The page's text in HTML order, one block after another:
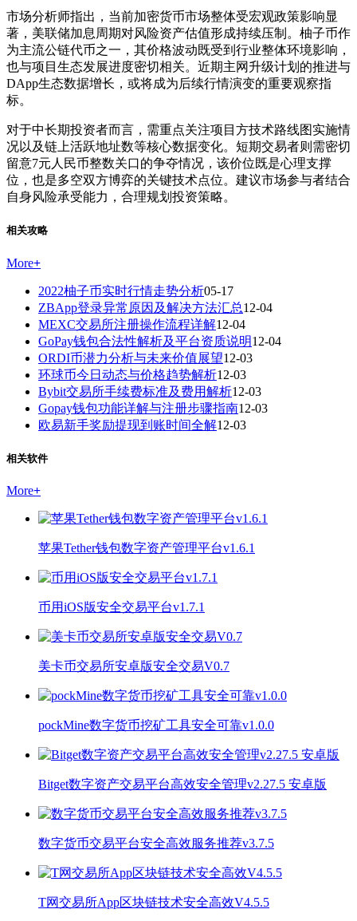
市场分析师指出，当前加密货币市场整体受宏观政策影响显
著，美联储加息周期对风险资产估值形成持续压制。柚子币作
为主流公链代币之一，其价格波动既受到行业整体环境影响，
也与项目生态发展进度密切相关。近期主网升级计划的推进与
DApp生态数据增长，或将成为后续行情演变的重要观察指
标。
对于中长期投资者而言，需重点关注项目方技术路线图实施情
况以及链上活跃地址数等核心数据变化。短期交易者则需密切
留意7元人民币整数关口的争夺情况，该价位既是心理支撑
位，也是多空双方博弈的关键技术点位。建议市场参与者结合
自身风险承受能力，合理规划投资策略。
相关攻略
More+
2022柚子币实时行情走势分析05-17
ZBApp登录异常原因及解决方法汇总12-04
MEXC交易所注册操作流程详解12-04
GoPay钱包合法性解析及平台资质说明12-04
ORDI币潜力分析与未来价值展望12-03
环球币今日动态与价格趋势解析12-03
Bybit交易所手续费标准及费用解析12-03
Gopay钱包功能详解与注册步骤指南12-03
欧易新手奖励提现到账时间全解12-03
相关软件
More+
苹果Tether钱包数字资产管理平台v1.6.1
币用iOS版安全交易平台v1.7.1
美卡币交易所安卓版安全交易V0.7
pockMine数字货币挖矿工具安全可靠v1.0.0
Bitget数字资产交易平台高效安全管理v2.27.5 安卓版
数字货币交易平台安全高效服务推荐v3.7.5
T网交易所App区块链技术安全高效V4.5.5